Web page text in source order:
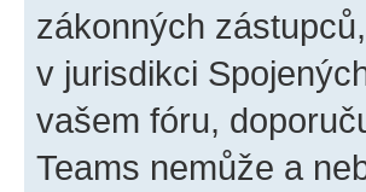
zákonných
v jurisdikci
vašem fóru,
Teams nemůže a